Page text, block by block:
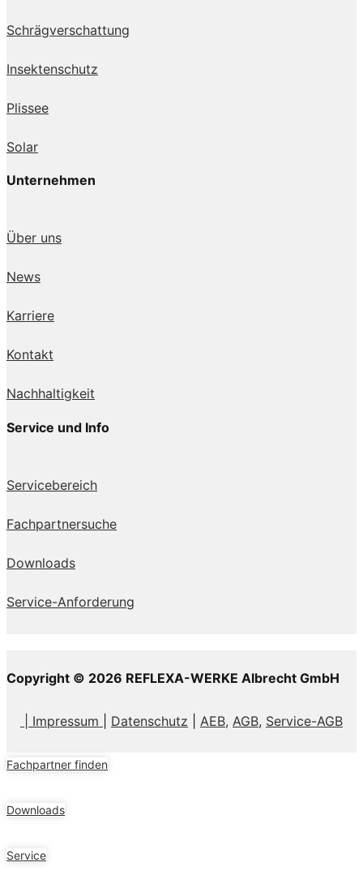
Schrägverschattung
Insektenschutz
Plissee
Solar
Unternehmen
Über uns
News
Karriere
Kontakt
Nachhaltigkeit
Service und Info
Servicebereich
Fachpartnersuche
Downloads
Service-Anforderung
Copyright © 2026 REFLEXA-WERKE Albrecht GmbH
| Impressum Datenschutz AEB, AGB, Service-AGB
Fachpartner finden
Downloads
Service